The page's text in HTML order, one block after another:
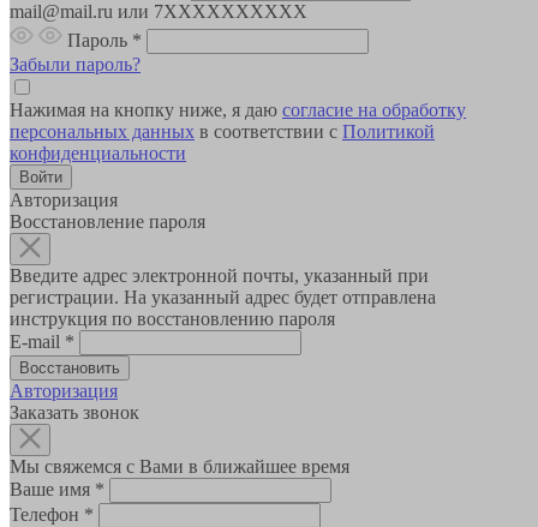
mail@mail.ru или 7XXXXXXXXXX
Пароль *
Забыли пароль?
Нажимая на кнопку ниже, я даю согласие на обработку
персональных данных в соответствии с Политикой
конфиденциальности
Авторизация
Восстановление пароля
Введите адрес электронной почты, указанный при
регистрации. На указанный адрес будет отправлена
инструкция по восстановлению пароля
E-mail *
Авторизация
Заказать звонок
Мы свяжемся с Вами в ближайшее время
Ваше имя *
Телефон *